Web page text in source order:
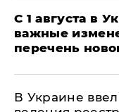
С 1 августа в
важные
перечень
В Украине